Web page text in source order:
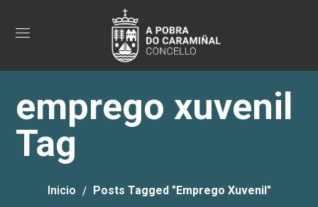
emprego xuvenil
Tag
Inicio Posts Tagged "emprego Xuvenil"